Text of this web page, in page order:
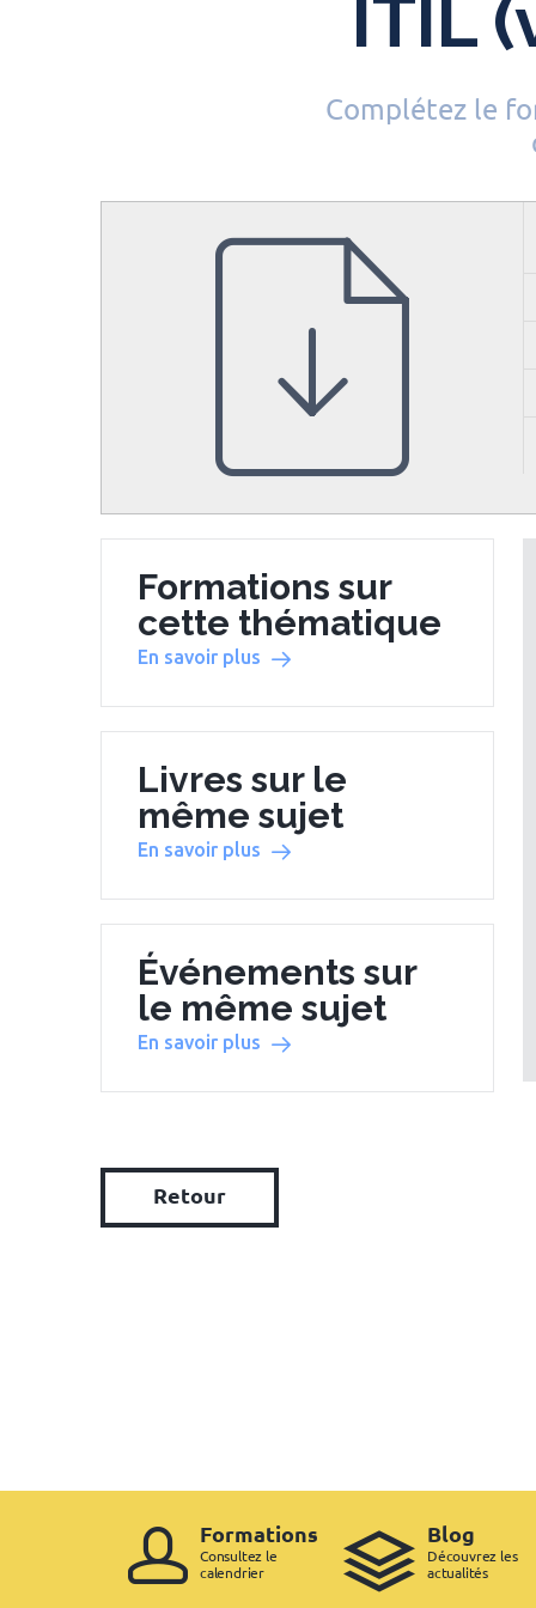
ITIL
Complétez le
Formations sur
cette thématique
En savoir plus
Livres sur le
même sujet
En savoir plus
Événements sur
le même sujet
En savoir plus
Retour
Formations
Consultez le
calendrier
Blog
Découvrez les
actualités